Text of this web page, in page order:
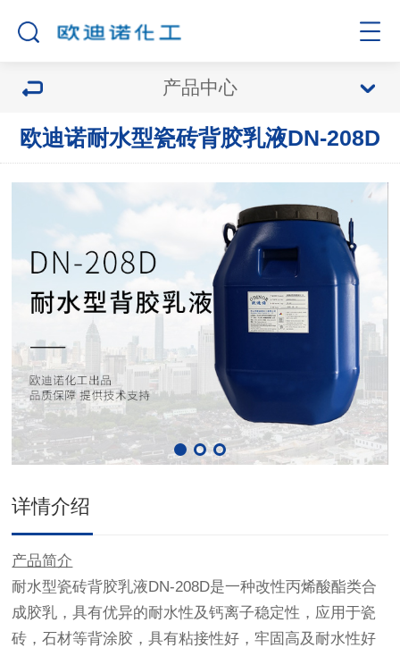
产品中心
欧迪诺耐水型瓷砖背胶乳液DN-208D
详情介绍
产品简介
耐水型瓷砖背胶乳液DN-208D是一种改性丙烯酸酯类合
成胶乳，具有优异的耐水性及钙离子稳定性，应用于瓷
砖，石材等背涂胶，具有粘接性好，牢固高及耐水性好